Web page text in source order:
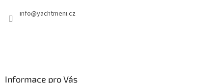
info@yachtmeni.cz
Informace pro Vás